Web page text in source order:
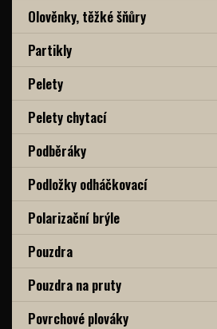
Olověnky, těžké šňůry
Partikly
Pelety
Pelety chytací
Podběráky
Podložky odháčkovací
Polarizační brýle
Pouzdra
Pouzdra na pruty
Povrchové plováky